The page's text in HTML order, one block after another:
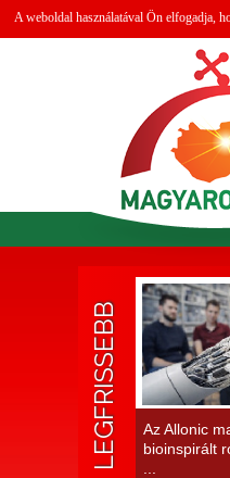
A weboldal használatával Ön elfogadja,
LEGFRISSEBB
Az Allonic
bioinspirált